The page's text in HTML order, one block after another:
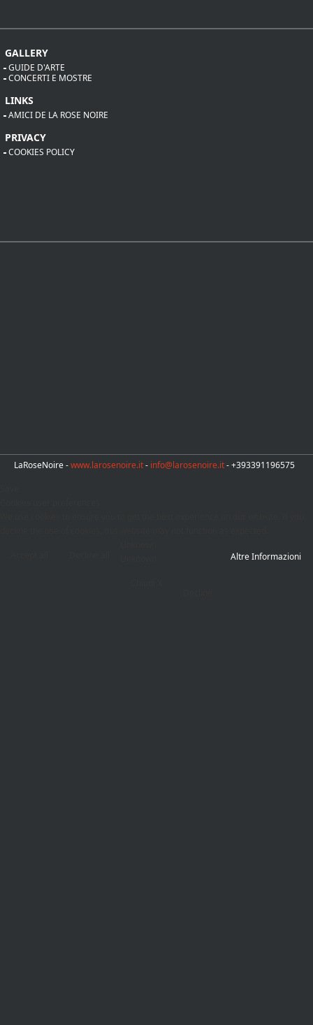
GALLERY
GUIDE D'ARTE
CONCERTI E MOSTRE
LINKS
AMICI DE LA ROSE NOIRE
PRIVACY
COOKIES POLICY
LaRoseNoire -www.larosenoire.it- info@larosenoire.it- +393391196575
Altre Informazioni